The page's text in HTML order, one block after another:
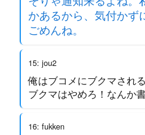
かあるから、気付かず
ごめんね。
15: jou2
俺はブコメにブクマされ
ブクマはやめろ！なんか
16: fukken